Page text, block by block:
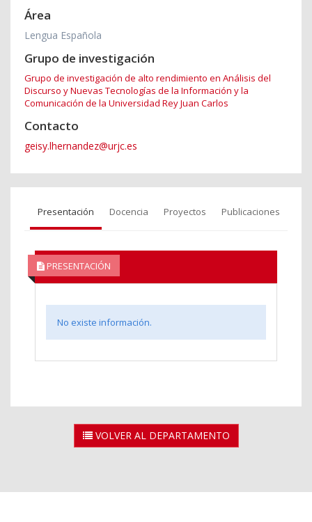
Área
Lengua Española
Grupo de investigación
Grupo de investigación de alto rendimiento en Análisis del
Discurso y Nuevas Tecnologías de la Información y la
Comunicación de la Universidad Rey Juan Carlos
Contacto
geisy.lhernandez@urjc.es
Presentación Docencia Proyectos Publicaciones
PRESENTACIÓN
No existe información.
VOLVER AL DEPARTAMENTO